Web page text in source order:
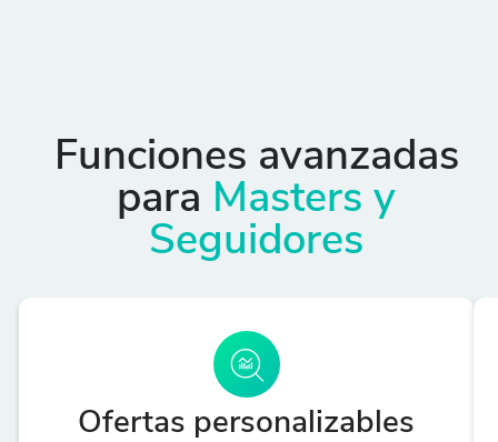
Funciones avanzadas
para Masters y
Seguidores
Ofertas personalizables